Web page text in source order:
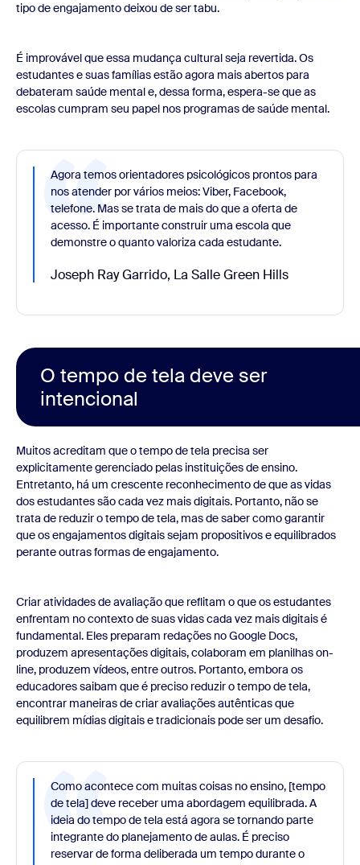
tipo de engajamento deixou de ser tabu.
É improvável que essa mudança cultural seja revertida. Os
estudantes e suas famílias estão agora mais abertos para
debateram saúde mental e, dessa forma, espera-se que as
escolas cumpram seu papel nos programas de saúde mental.
Agora temos orientadores psicológicos prontos para
nos atender por vários meios: Viber, Facebook,
telefone. Mas se trata de mais do que a oferta de
acesso. É importante construir uma escola que
demonstre o quanto valoriza cada estudante.
Joseph Ray Garrido, La Salle Green Hills
O tempo de tela deve ser
intencional
Muitos acreditam que o tempo de tela precisa ser
explicitamente gerenciado pelas instituições de ensino.
Entretanto, há um crescente reconhecimento de que as vidas
dos estudantes são cada vez mais digitais. Portanto, não se
trata de reduzir o tempo de tela, mas de saber como garantir
que os engajamentos digitais sejam propositivos e equilibrados
perante outras formas de engajamento.
Criar atividades de avaliação que reflitam o que os estudantes
enfrentam no contexto de suas vidas cada vez mais digitais é
fundamental. Eles preparam redações no Google Docs,
produzem apresentações digitais, colaboram em planilhas on-
line, produzem vídeos, entre outros. Portanto, embora os
educadores saibam que é preciso reduzir o tempo de tela,
encontrar maneiras de criar avaliações autênticas que
equilibrem mídias digitais e tradicionais pode ser um desafio.
Como acontece com muitas coisas no ensino, [tempo
de tela] deve receber uma abordagem equilibrada. A
ideia do tempo de tela está agora se tornando parte
integrante do planejamento de aulas. É preciso
reservar de forma deliberada um tempo durante o